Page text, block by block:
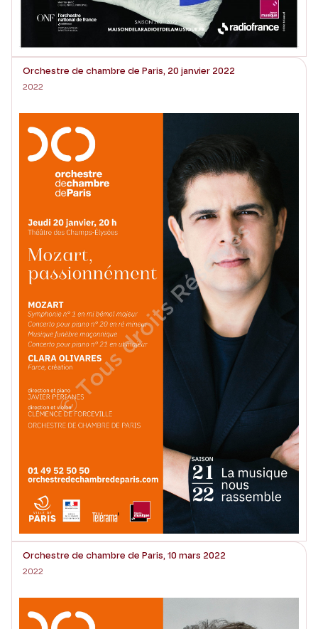
Orchestre de chambre de Paris, 20 janvier 2022
2022
Orchestre de chambre de Paris, 10 mars 2022
2022